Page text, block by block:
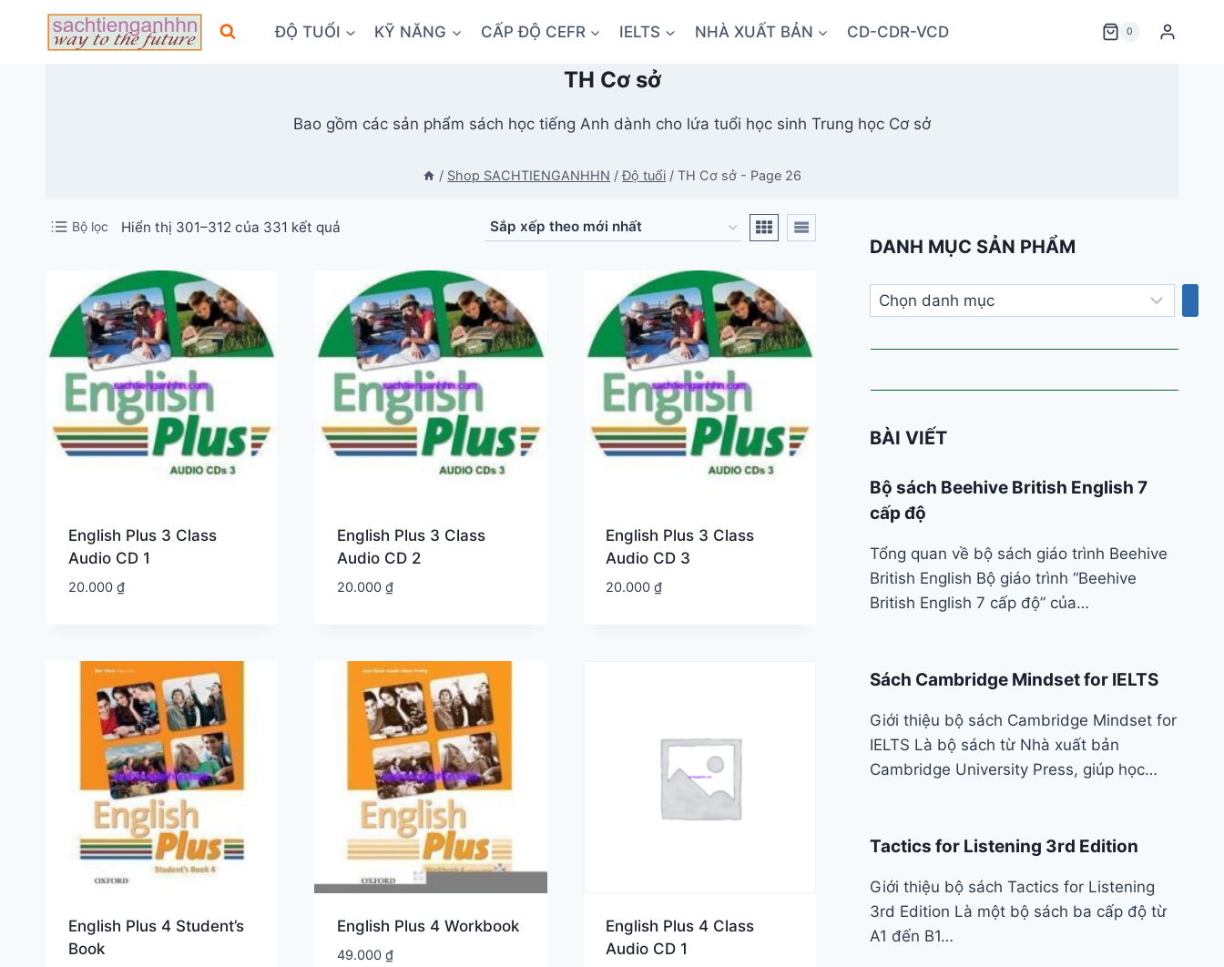
ĐỘ TUỔI KỸ NĂNG CẤP ĐỘ CEFR IELTS NHÀ XUẤT BẢN CD-CDR-VCD 0
TH Cơ sở
Bao gồm các sản phẩm sách học tiếng Anh dành cho lứa tuổi học sinh Trung học Cơ sở
/ Shop SACHTIENGANHHN / Độ tuổi / TH Cơ sở - Page 26
Bộ lọc Hiển thị 301–312 của 331 kết quảĐã
theo
mới
nhất
English Plus 3 Class
Audio CD 1
20.000 ₫
English Plus 3 Class
Audio CD 2
20.000 ₫
English Plus 3 Class
Audio CD 3
20.000₫
English Plus 4 Student’s
Book
English Plus 4 Workbook
49.000 ₫
English Plus 4 Class
Audio CD 1
DANH MỤC SẢN PHẨM
Chọn
danh
mục
BÀI VIẾT
Bộ sách Beehive British English 7
cấp độ
Tổng quan về bộ sách giáo trình Beehive
British English Bộ giáo trình “Beehive
British English 7 cấp độ” của…
Sách Cambridge Mindset for IELTS
Giới thiệu bộ sách Cambridge Mindset for
IELTS Là bộ sách từ Nhà xuất bản
Cambridge University Press, giúp học…
Tactics for Listening 3rd Edition
Giới thiệu bộ sách Tactics for Listening
3rd Edition Là một bộ sách ba cấp độ từ
A1 đến B1…